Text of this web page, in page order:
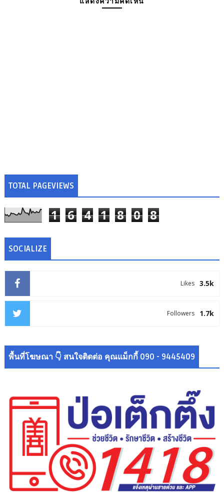
TOTAL PAGEVIEWS
1 6 4 1 8 0 8
SOCIALIZE
3.5k
Likes
1.7k
Followers
พื้นที่โฆษณา 👇 สนใจติดต่อ คุณแม็กกี้ 090 - 9445409